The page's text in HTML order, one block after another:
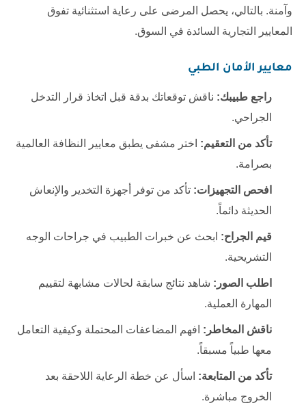
وآمنة. بالتالي، يحصل المرضى على رعاية استثنائية تفوق
المعايير التجارية السائدة في السوق.
معايير الأمان الطبي
راجع طبيبك: ناقش توقعاتك بدقة قبل اتخاذ قرار التدخل
الجراحي.
تأكد من التعقيم: اختر مشفى يطبق معايير النظافة العالمية
بصرامة.
افحص التجهيزات: تأكد من توفر أجهزة التخدير والإنعاش
الحديثة دائماً.
قيم الجراح: ابحث عن خبرات الطبيب في جراحات الوجه
التشريحية.
اطلب الصور: شاهد نتائج سابقة لحالات مشابهة لتقييم
المهارة العملية.
ناقش المخاطر: افهم المضاعفات المحتملة وكيفية التعامل
معها طبياً مسبقاً.
تأكد من المتابعة: اسأل عن خطة الرعاية اللاحقة بعد
الخروج مباشرة.